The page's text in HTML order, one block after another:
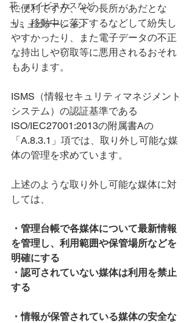
花、ハイビスカスなど
コミュニケーション
に便利ですが、その長所があだとな
り、移動中に落下するなどして紛失し
やすかったり、また電子データの不正
な持出しや窃取等に悪用されるおそれ
もあります。
ISMS（情報セキュリティマネジメント
システム）の認証基準である
ISO/IEC27001:2013の附属書Aの
「A.8.3.1」項では、取り外し可能な媒
体の管理を求めています。
上述のような取り外し可能な媒体に対
しては、
・管理台帳で各媒体について最新情報
を管理し、利用範囲や保管場所などを
明確にする
・認可されていない媒体は利用を禁止
する
・情報が保管されている媒体の安全な